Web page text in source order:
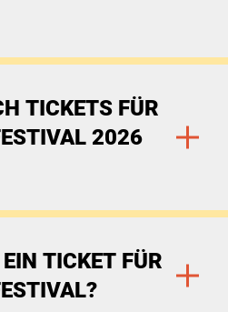
TICKETS FÜR
2026
TICKET FÜR